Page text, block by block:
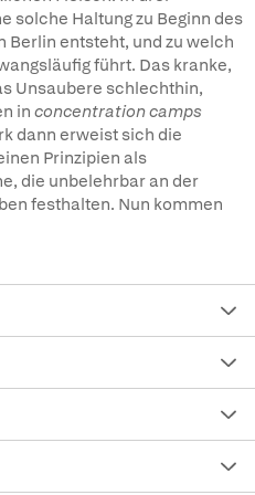
solche Haltung zu Beginn des
Berlin entsteht, und zu welch
führt. Das kranke,
Unsaubere schlechthin,
in concentration camps
dann erweist sich die
Prinzipien als
die unbelehrbar an der
festhalten. Nun kommen